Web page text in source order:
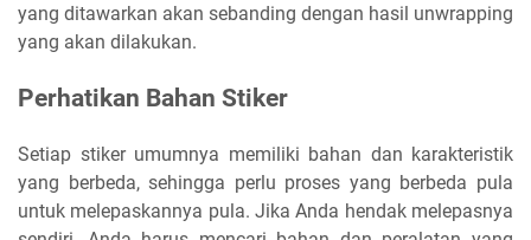
yang ditawarkan akan sebanding dengan hasil unwrapping
yang akan dilakukan.
Perhatikan Bahan Stiker
Setiap stiker umumnya memiliki bahan dan karakteristik
yang berbeda, sehingga perlu proses yang berbeda pula
untuk melepaskannya pula. Jika Anda hendak melepasnya